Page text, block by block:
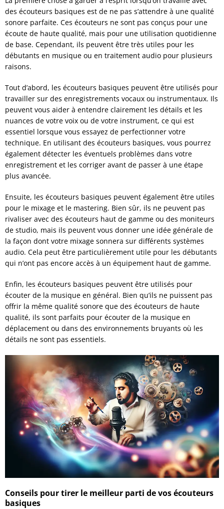
des écouteurs basiques est de ne pas s’attendre à une qualité
sonore parfaite. Ces écouteurs ne sont pas conçus pour une
écoute de haute qualité, mais pour une utilisation quotidienne
de base. Cependant, ils peuvent être très utiles pour les
débutants en musique ou en traitement audio pour plusieurs
raisons.
Tout d’abord, les écouteurs basiques peuvent être utilisés pour
travailler sur des enregistrements vocaux ou instrumentaux. Ils
peuvent vous aider à entendre clairement les détails et les
nuances de votre voix ou de votre instrument, ce qui est
essentiel lorsque vous essayez de perfectionner votre
technique. En utilisant des écouteurs basiques, vous pourrez
également détecter les éventuels problèmes dans votre
enregistrement et les corriger avant de passer à une étape
plus avancée.
Ensuite, les écouteurs basiques peuvent également être utiles
pour le mixage et le mastering. Bien sûr, ils ne peuvent pas
rivaliser avec des écouteurs haut de gamme ou des moniteurs
de studio, mais ils peuvent vous donner une idée générale de
la façon dont votre mixage sonnera sur différents systèmes
audio. Cela peut être particulièrement utile pour les débutants
qui n’ont pas encore accès à un équipement haut de gamme.
Enfin, les écouteurs basiques peuvent être utilisés pour
écouter de la musique en général. Bien qu’ils ne puissent pas
offrir la même qualité sonore que des écouteurs de haute
qualité, ils sont parfaits pour écouter de la musique en
déplacement ou dans des environnements bruyants où les
détails ne sont pas essentiels.
Conseils pour tirer le meilleur parti de vos écouteurs
basiques